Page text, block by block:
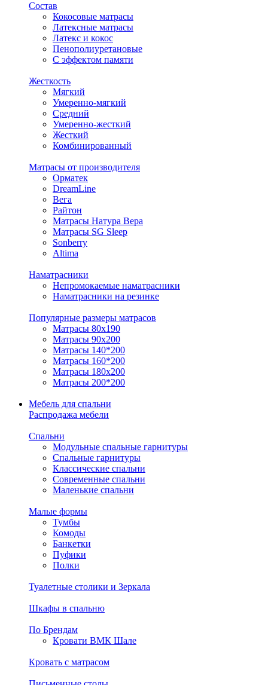
Состав
Кокосовые матрасы
Латексные матрасы
Латекс и кокос
Пенополиуретановые
С эффектом памяти
Жесткость
Мягкий
Умеренно-мягкий
Средний
Умеренно-жесткий
Жесткий
Комбинированный
Матрасы от производителя
Орматек
DreamLine
Вега
Райтон
Матрасы Натура Вера
Матрасы SG Sleep
Sonberry
Altima
Наматрасники
Непромокаемые наматрасники
Наматрасники на резинке
Популярные размеры матрасов
Матрасы 80x190
Матрасы 90x200
Матрасы 140*200
Матрасы 160*200
Матрасы 180x200
Матрасы 200*200
Мебель для спальни
Распродажа мебели
Спальни
Модульные спальные гарнитуры
Спальные гарнитуры
Классические спальни
Современные спальни
Маленькие спальни
Малые формы
Тумбы
Комоды
Банкетки
Пуфики
Полки
Туалетные столики и Зеркала
Шкафы в спальню
По Брендам
Кровати ВМК Шале
Кровать с матрасом